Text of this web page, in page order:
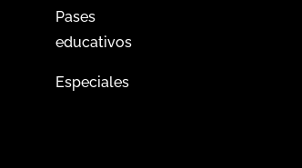
Pases
educativos
Especiales